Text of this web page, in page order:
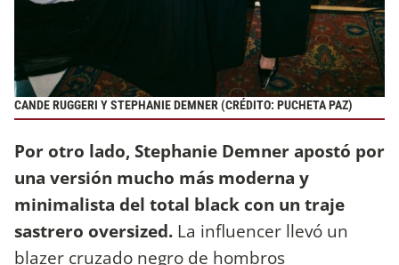
CANDE RUGGERI Y STEPHANIE DEMNER (CRÉDITO: PUCHETA PAZ)
Por otro lado, Stephanie Demner apostó por
una versión mucho más moderna y
minimalista del total black con un traje
sastrero oversized. La influencer llevó un
blazer cruzado negro de hombros